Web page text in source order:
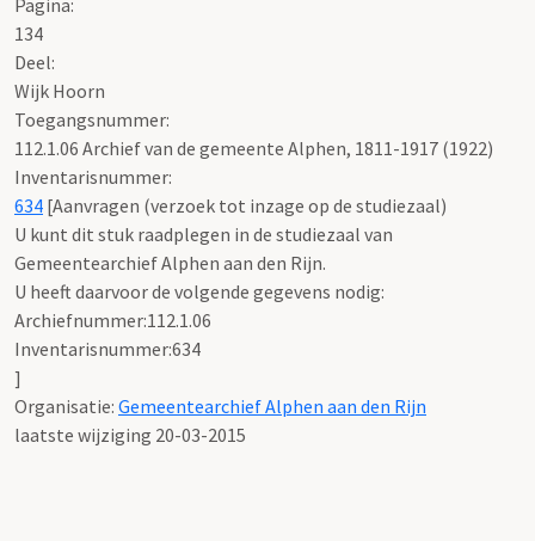
134
Deel:
Wijk Hoorn
Toegangsnummer:
112.1.06 Archief van de gemeente Alphen, 1811-1917 (1922)
Inventarisnummer:
634 [Aanvragen (verzoek tot inzage op de studiezaal)
U kunt dit stuk raadplegen in de studiezaal van
Gemeentearchief Alphen aan den Rijn.
U heeft daarvoor de volgende gegevens nodig:
Archiefnummer:112.1.06
Inventarisnummer:634
]
Organisatie: Gemeentearchief Alphen aan den Rijn
laatste wijziging 20-03-2015